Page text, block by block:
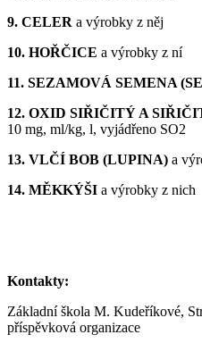
9. CELER a výrobky z něj
10. HOŘČICE a výrobky z ní
11. SEZAMOVÁ SEMENA
12. OXID SIŘIČITÝ A
10 mg, ml/kg, l, vyjádřeno SO2
13. VLČÍ BOB (LUPINA) a
14. MĚKKÝŠI a výrobky z nich
Kontakty:
Základní škola M. Kudeříkové,
příspěvková organizace